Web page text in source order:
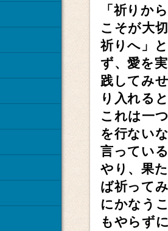
「祈りか
こそが大
祈りへ」
ず、愛を
践してみ
り入れる
これは一
を行ない
言ってい
やり、果
ば祈って
にかなう
もやらず